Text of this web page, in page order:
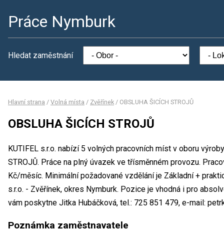
Práce Nymburk
Hledat zaměstnání
Hlavní strana / Volná místa / Zvěřínek / OBSLUHA ŠICÍCH STROJŮ
OBSLUHA ŠICÍCH STROJŮ
KUTIFEL s.r.o. nabízí 5 volných pracovních míst v oboru
STROJŮ. Práce na plný úvazek ve třísměnném provozu.
Kč/měsíc. Minimální požadované vzdělání je Základní +
s.r.o. - Zvěřínek, okres Nymburk. Pozice je vhodná i pro
vám poskytne Jitka Hubáčková, tel.: 725 851 479, e-mail:
Poznámka zaměstnavatele